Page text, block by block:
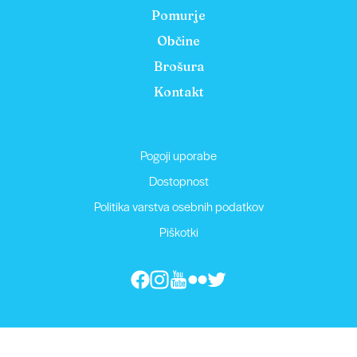
Pomurje
Občine
Brošura
Kontakt
Pogoji uporabe
Dostopnost
Politika varstva osebnih podatkov
Piškotki